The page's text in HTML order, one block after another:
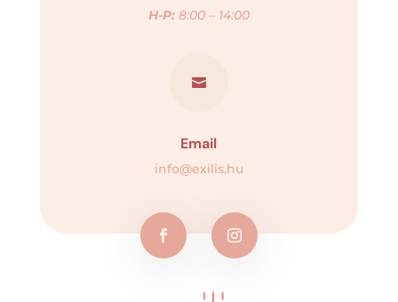
H-P:8:00 – 14:00

Email
info@exilis.hu